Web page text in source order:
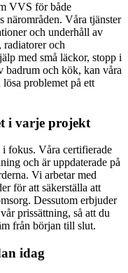
VVS för både
närområden. Våra tjänster
och underhåll av
radiatorer och
med små läckor, stopp i
badrum och kök, kan våra
problemet på ett
i varje projekt
fokus. Våra certifierade
och är uppdaterade på
Vi arbetar med
för att säkerställa att
Dessutom erbjuder
prissättning, så att du
från början till slut.
idag